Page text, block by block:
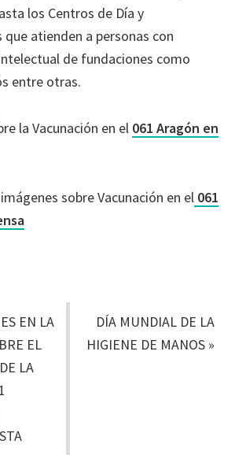
los Centros de Día y
que atienden a personas con
de fundaciones como
entre otras.
la Vacunación en el 061 Aragón en
sobre Vacunación en el 061
EN LA
EL
LA
DÍA MUNDIAL DE LA
HIGIENE DE MANOS »